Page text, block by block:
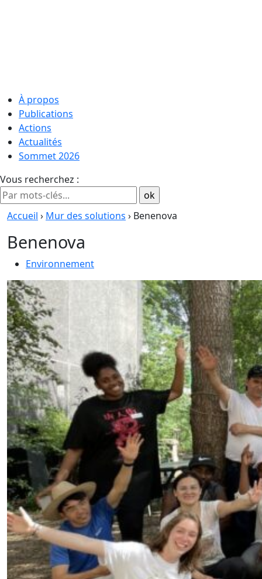
À propos
Publications
Actions
Actualités
Sommet 2026
Vous recherchez :
Accueil › Mur des solutions › Benenova
Benenova
Environnement